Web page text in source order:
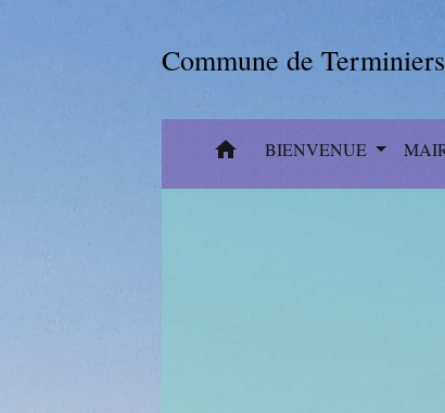
Commune de Terminiers
home BIENVENUE